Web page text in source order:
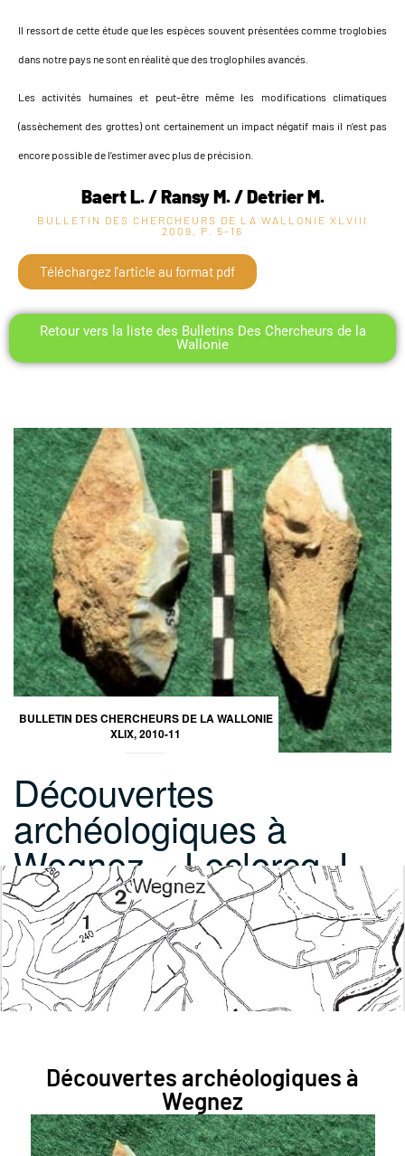
Il ressort de cette étude que les espèces souvent présentées comme troglobies
dans notre pays ne sont en réalité que des troglophiles avancés.
Les activités humaines et peut-être même les modifications climatiques
(assèchement des grottes) ont certainement un impact négatif mais il n’est pas
encore possible de l’estimer avec plus de précision.
Baert L. / Ransy M. / Detrier M.
BULLETIN DES CHERCHEURS DE LA WALLONIE XLVIII
2009, P. 5-16
Téléchargez l'article au format pdf
Retour vers la liste des Bulletins Des Chercheurs de la
Wallonie
BULLETIN DES CHERCHEURS DE LA WALLONIE
XLIX, 2010-11
Découvertes
archéologiques à
Wegnez – Leclercq J.
Découvertes archéologiques à
Wegnez